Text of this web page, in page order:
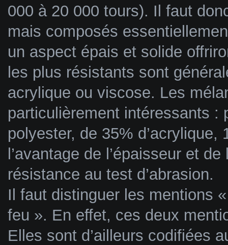
000 à 20 000 tours). Il faut
mais composés
un aspect épais et solide
les plus résistants sont
acrylique ou viscose. Les
particulièrement intéressants :
polyester, de 35%
l’avantage de l’épaisseur et
résistance au test d’abrasion.
Il faut distinguer les mentions
feu ». En effet, ces deux
Elles sont d’ailleurs codifiées